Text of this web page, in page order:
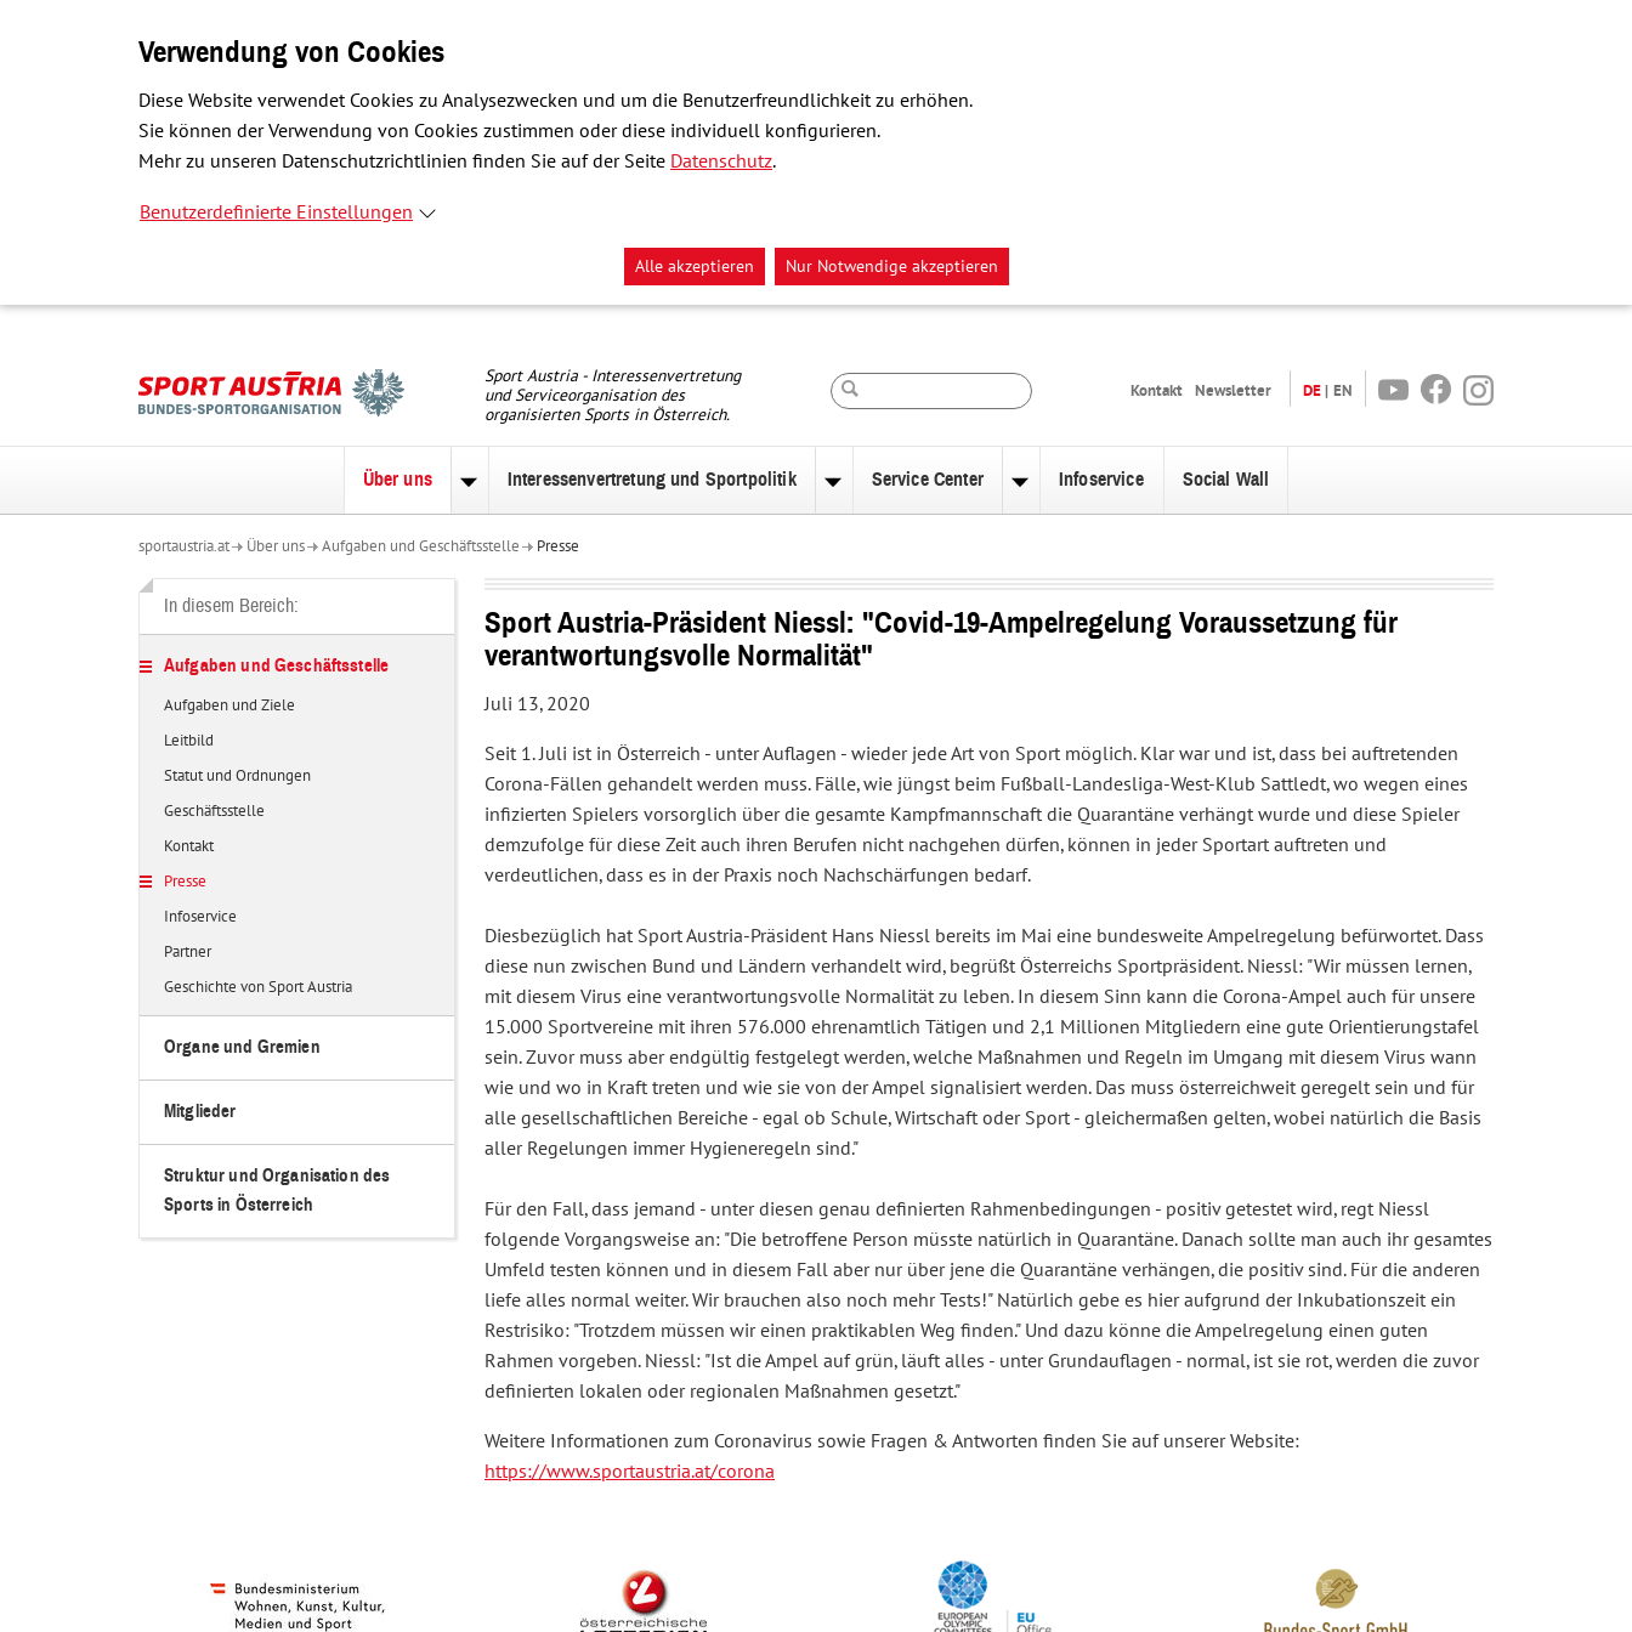
Verwendung von Cookies
Diese Website verwendet Cookies zu Analysezwecken und um die Benutzerfreundlichkeit zu erhöhen.
Sie können der Verwendung von Cookies zustimmen oder diese individuell konfigurieren.
Mehr zu unseren Datenschutzrichtlinien finden Sie auf der Seite Datenschutz.
Benutzerdefinierte Einstellungen
Alle akzeptieren Nur Notwendige akzeptieren
Sport Austria - Interessenvertretung
und Serviceorganisation des
organisierten Sports in Österreich.
Kontakt Newsletter DE EN YoutubeFacebookInstagram
Über uns
Über
Interessenvertretung und Sportpolitik
Sportpolitik
Service Center Infoservice Social Wall
sportaustria.at Über uns Aufgaben und Geschäftsstelle Presse
In diesem Bereich:
Aufgaben und Geschäftsstelle
Aufgaben und Ziele
Leitbild
Statut und Ordnungen
Geschäftsstelle
Kontakt
Presse
Infoservice
Partner
Geschichte von Sport Austria
Organe und Gremien
Mitglieder
Struktur und Organisation des
Sports in Österreich
Sport Austria-Präsident Niessl: "Covid-19-Ampelregelung Voraussetzung für
verantwortungsvolle Normalität"
Juli 13, 2020
Seit 1. Juli ist in Österreich - unter Auflagen - wieder jede Art von Sport möglich. Klar war und ist, dass bei auftretenden
Corona-Fällen gehandelt werden muss. Fälle, wie jüngst beim Fußball-Landesliga-West-Klub Sattledt, wo wegen eines
infizierten Spielers vorsorglich über die gesamte Kampfmannschaft die Quarantäne verhängt wurde und diese Spieler
demzufolge für diese Zeit auch ihren Berufen nicht nachgehen dürfen, können in jeder Sportart auftreten und
verdeutlichen, dass es in der Praxis noch Nachschärfungen bedarf.
Diesbezüglich hat Sport Austria-Präsident Hans Niessl bereits im Mai eine bundesweite Ampelregelung befürwortet. Dass
diese nun zwischen Bund und Ländern verhandelt wird, begrüßt Österreichs Sportpräsident. Niessl: "Wir müssen lernen,
mit diesem Virus eine verantwortungsvolle Normalität zu leben. In diesem Sinn kann die Corona-Ampel auch für unsere
15.000 Sportvereine mit ihren 576.000 ehrenamtlich Tätigen und 2,1 Millionen Mitgliedern eine gute Orientierungstafel
sein. Zuvor muss aber endgültig festgelegt werden, welche Maßnahmen und Regeln im Umgang mit diesem Virus wann
wie und wo in Kraft treten und wie sie von der Ampel signalisiert werden. Das muss österreichweit geregelt sein und für
alle gesellschaftlichen Bereiche - egal ob Schule, Wirtschaft oder Sport - gleichermaßen gelten, wobei natürlich die Basis
aller Regelungen immer Hygieneregeln sind."
Für den Fall, dass jemand - unter diesen genau definierten Rahmenbedingungen - positiv getestet wird, regt Niessl
folgende Vorgangsweise an: "Die betroffene Person müsste natürlich in Quarantäne. Danach sollte man auch ihr gesamtes
Umfeld testen können und in diesem Fall aber nur über jene die Quarantäne verhängen, die positiv sind. Für die anderen
liefe alles normal weiter. Wir brauchen also noch mehr Tests!" Natürlich gebe es hier aufgrund der Inkubationszeit ein
Restrisiko: "Trotzdem müssen wir einen praktikablen Weg finden." Und dazu könne die Ampelregelung einen guten
Rahmen vorgeben. Niessl: "Ist die Ampel auf grün, läuft alles - unter Grundauflagen - normal, ist sie rot, werden die zuvor
definierten lokalen oder regionalen Maßnahmen gesetzt."
Weitere Informationen zum Coronavirus sowie Fragen & Antworten finden Sie auf unserer Website:
https://www.sportaustria.at/corona